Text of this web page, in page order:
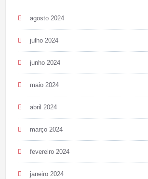
agosto 2024
julho 2024
junho 2024
maio 2024
abril 2024
março 2024
fevereiro 2024
janeiro 2024